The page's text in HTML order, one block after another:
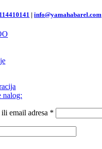
114410141 | info@yamahabarel.com
nalog:
email adresa *